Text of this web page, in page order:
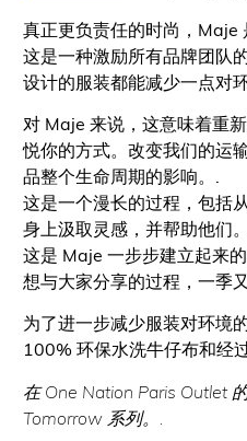
真正更负责任的时尚，Maje
这是一种激励所有品牌团队
设计的服装都能减少一点对
对 Maje 来说，这意味着重
悦你的方式。改变我们的运
品整个生命周期的影响。.
这是一个漫长的过程，包括
身上汲取灵感，并帮助他们
这是 Maje 一步步建立起来
想与大家分享的过程，一季
为了进一步减少服装对环境
100% 环保水洗牛仔布和经
在 One Nation Paris Outlet
Tomorrow 系列。.